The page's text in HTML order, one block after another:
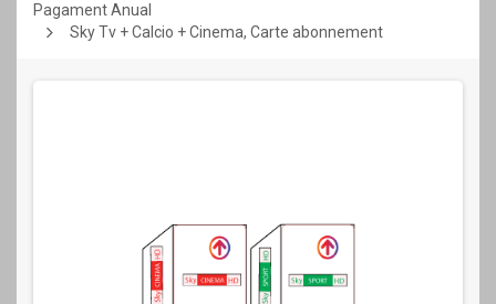
Pagament Anual
Sky Tv + Calcio + Cinema, Carte abonnement